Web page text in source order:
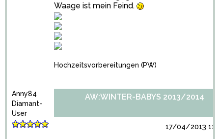
Waage ist mein Feind.
Hochzeitsvorbereitungen (PW)
Anny84
Diamant-
User
AW:WINTER-BABYS 2013/2014
17/04/2013